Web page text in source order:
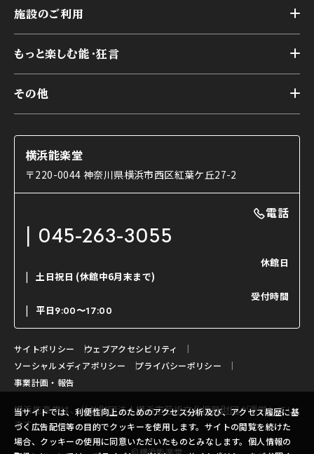
当サイトでは、利便性向上のためのアクセス分析及び、アクセス履歴に基
づく広告配信等の目的でクッキーを使用します。サイトの閲覧を続けた
場合、クッキーの使用に同意いただいたものとみなします。個人情報の
横浜能楽堂が取り組んだ事業
能舞台の歴史と特徴
様々なお客様に向けて
本舞台座席
交通アクセス
アーカイブ
施設のご利用
第二舞台
研修室
楽屋
ご利用の流れ
利用料金表
もっと楽しむ能・狂言
能舞台と演じ手
使用する道具
能・狂言の曲目説明
日本の古典芸能
その他
コラム
OTABISHO
チケット購入方法
ご寄附について
よくいただくご質問
お問い合わせ
横浜能楽堂
〒220-0044 神奈川県横浜市西区紅葉ケ丘27-2
電話
045-263-3055
休館日
土日祝日 (休館中6月末まで)
受付時間
平日9:00〜17:00
サイトポリシー
ウェブアクセシビリティ
ソーシャルメディアポリシー
プライバシーポリシー
事業計画・報告
横浜能楽堂は、公益財団法人横浜市芸術文化振興財団が運営してい
ます。
©横浜能楽堂